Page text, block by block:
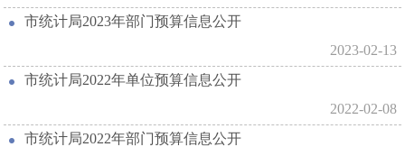
市统计局2023年部门预算信息公开
2023-02-13
市统计局2022年单位预算信息公开
2022-02-08
市统计局2022年部门预算信息公开